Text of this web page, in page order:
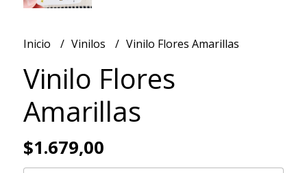
Inicio Vinilos Vinilo Flores Amarillas
Vinilo Flores
Amarillas
$1.679,00